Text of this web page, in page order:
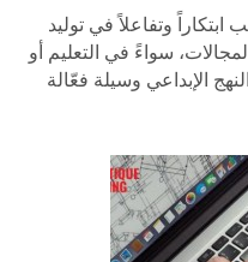
وتفاعلاً في توليد
سواءً في التعليم أو
الإبداعي وسيلة فعّالة